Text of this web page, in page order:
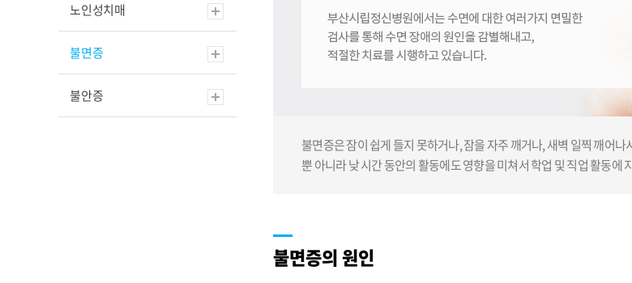
노인성치매
불면증
불안증
불면증은 잠이 쉽게 들지 못하거나, 잠을 자주 깨거나, 새벽 일찍 깨어
뿐 아니라 낮 시간 동안의 활동에도 영향을 미쳐서 학업 및 직업 활동에
불면증의 원인